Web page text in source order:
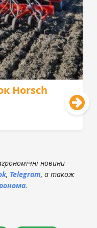
Horsch
новини
, Telegram, а також
.